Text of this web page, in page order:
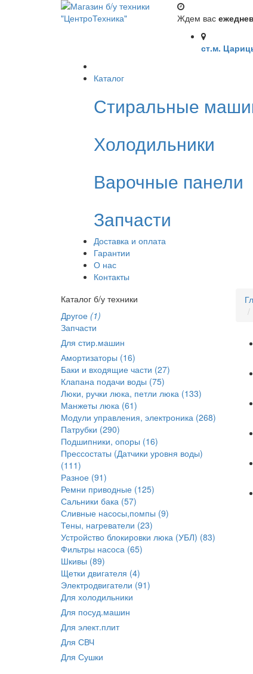
Ждем вас
ст.м.
Каталог
Стиральные
Холодильники
Варочные панели
Запчасти
Доставка и оплата
Гарантии
О нас
Контакты
Каталог б/у техники
Другое (1)
Запчасти
Для стир.машин
Амортизаторы (16)
Баки и входящие части (27)
Клапана подачи воды (75)
Люки, ручки люка, петли люка (133)
Манжеты люка (61)
Модули управления, электроника (268)
Патрубки (290)
Подшипники, опоры (16)
Прессостаты (Датчики уровня воды)
(111)
Разное (91)
Ремни приводные (125)
Сальники бака (57)
Сливные насосы,помпы (9)
Тены, нагреватели (23)
Устройство блокировки люка (УБЛ) (83)
Фильтры насоса (65)
Шкивы (89)
Щетки двигателя (4)
Электродвигатели (91)
Для холодильники
Для посуд.машин
Для элект.плит
Для СВЧ
Для Сушки